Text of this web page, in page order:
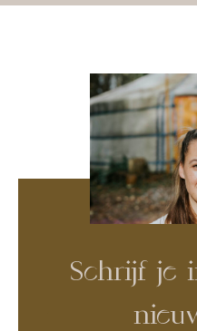
Schrijf je